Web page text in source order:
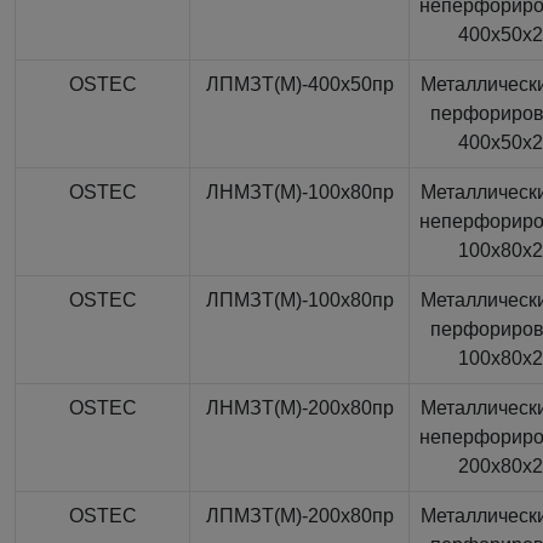
OSTEC ЛПМЗТ(М)-400x50пр
OSTEC ЛНМЗТ(М)-100x80пр
OSTEC ЛПМЗТ(М)-100x80пр
OSTEC ЛНМЗТ(М)-200x80пр
OSTEC ЛПМЗТ(М)-200x80пр